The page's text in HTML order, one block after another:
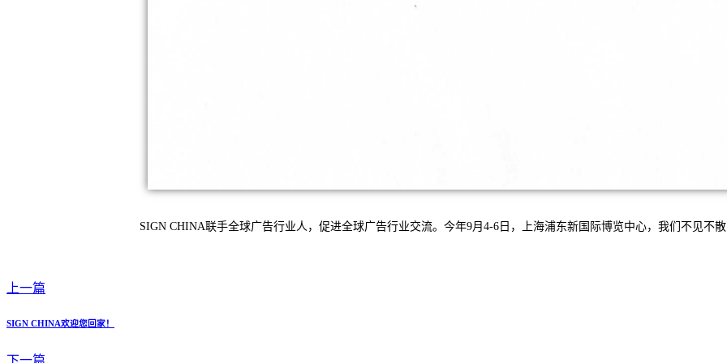
SIGN CHINA联手全球广告行业人，促进全球广告行业交流。今年9月4-6日，上海浦东新国际博览中心，我们不见不
上一篇
SIGN CHINA欢迎您回家！